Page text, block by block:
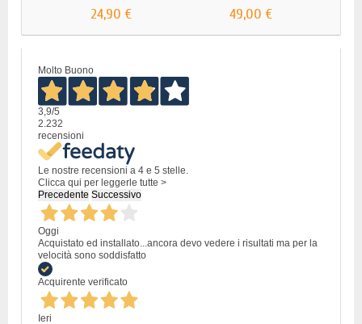
24,90 € 49,00 €
Molto Buono
3,9/5
2.232
recensioni
Le nostre recensioni a 4 e 5 stelle.
Clicca qui per leggerle tutte >
Precedente Successivo
Oggi
Acquistato ed installato...ancora devo vedere i risultati ma per la
velocità sono soddisfatto
Acquirente verificato
Ieri